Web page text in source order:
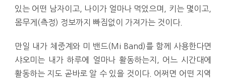
있는 어떤 남자이고, 나이가 얼마나 먹었으며, 키는 몇이고,
몸무게(측정) 정보까지 빠짐없이 가져가는 것이다.
만일 내가 체중계와 미 밴드(Mi Band)를 함께 사용한다면
샤오미는 내가 하루에 얼마나 활동하는지, 어느 시간대에
활동하는 지도 곧바로 알 수 있을 것이다. 어쩌면 어떤 지역